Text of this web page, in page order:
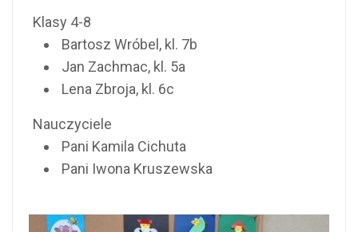
Klasy 4-8
Bartosz Wróbel, kl. 7b
Jan Zachmac, kl. 5a
Lena Zbroja, kl. 6c
Nauczyciele
Pani Kamila Cichuta
Pani Iwona Kruszewska